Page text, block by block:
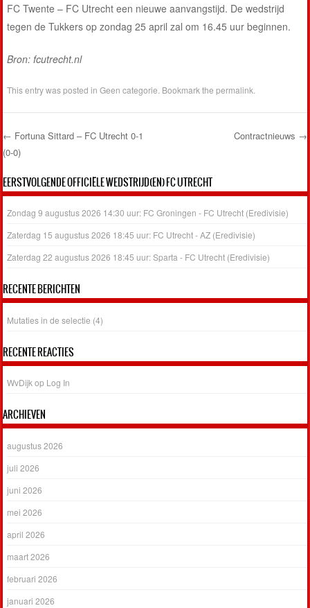
FC Twente – FC Utrecht een nieuwe aanvangstijd. De wedstrijd
tegen de Tukkers op zondag 25 april zal om 16.45 uur beginnen.
Bron: fcutrecht.nl
This entry was posted inGeen categorie . Bookmark thepermalink
Post navigation
← Fortuna Sittard – FC Utrecht 0-1
(0-0)
Contractnieuws →
EERSTVOLGENDE OFFICIËLE WEDSTRIJD(EN) FC UTRECHT
Zondag 9 augustus 2026 14:30 uur: FC Groningen - FC Utrecht (Eredivisie)
Zaterdag 15 augustus 2026 18:45 uur: FC Utrecht - AZ (Eredivisie)
Zaterdag 22 augustus 2026 18:45 uur: Sparta - FC Utrecht (Eredivisie)
RECENTE BERICHTEN
Mutaties in de selectie (4)
RECENTE REACTIES
WvDijk op Log In
ARCHIEVEN
augustus 2026
juli 2026
juni 2026
mei 2026
april 2026
maart 2026
februari 2026
januari 2026